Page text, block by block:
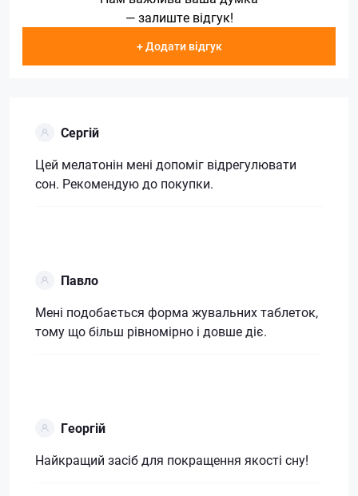
— залиште відгук!
+ Додати відгук
Сергій
Цей мелатонін мені допоміг відрегулювати
сон. Рекомендую до покупки.
Павло
Мені подобається форма жувальних таблеток,
тому що більш рівномірно і довше діє.
Георгій
Найкращий засіб для покращення якості сну!